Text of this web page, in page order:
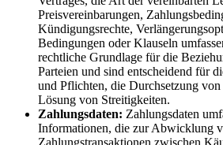
Preisvereinbarungen,
Kündigungsrechte,
Bedingungen oder Klauseln
rechtliche Grundlage für die
Parteien und sind entscheidend für
und Pflichten, die Durchsetzung
Lösung von Streitigkeiten.
Zahlungsdaten: Zahlungsdaten
Informationen, die zur Abwicklung
Zahlungstransaktionen zwischen